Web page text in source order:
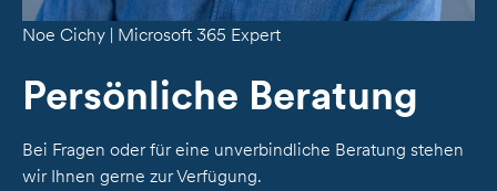
Noe Cichy | Microsoft 365 Expert
Persönliche Beratung
Bei Fragen oder für eine unverbindliche Beratung stehen
wir Ihnen gerne zur Verfügung.